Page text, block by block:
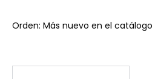
Orden: Más nuevo en el catálogo